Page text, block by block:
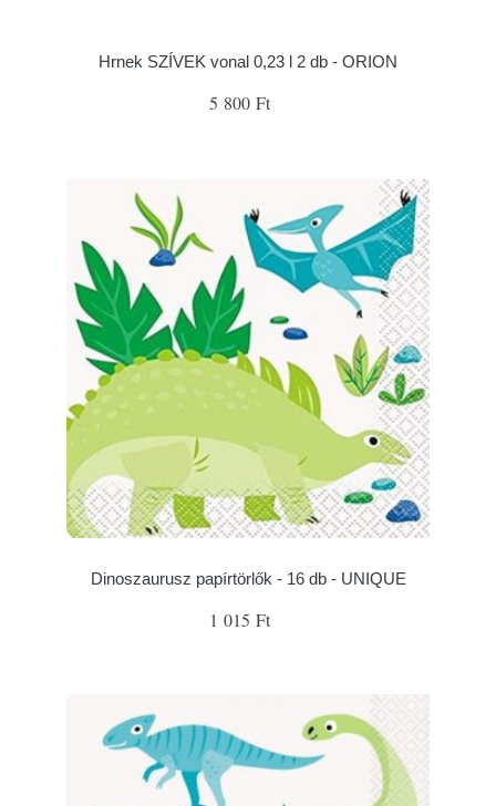
Hrnek SZÍVEK vonal 0,23 l 2 db - ORION
5 800 Ft
Dinoszaurusz papírtörlők - 16 db - UNIQUE
1 015 Ft